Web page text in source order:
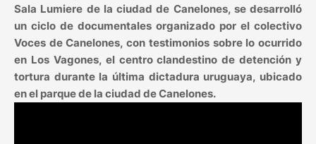
Sala Lumiere de la ciudad de Canelones, se desarrolló
un ciclo de documentales organizado por el colectivo
Voces de Canelones, con testimonios sobre lo ocurrido
en Los Vagones, el centro clandestino de detención y
tortura durante la última dictadura uruguaya, ubicado
en el parque de la ciudad de Canelones.